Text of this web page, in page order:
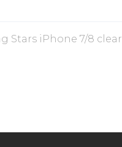
Stars iPhone 7/8 clear